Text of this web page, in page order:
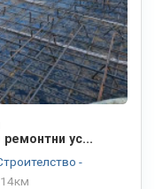
ремонтни ус...
-